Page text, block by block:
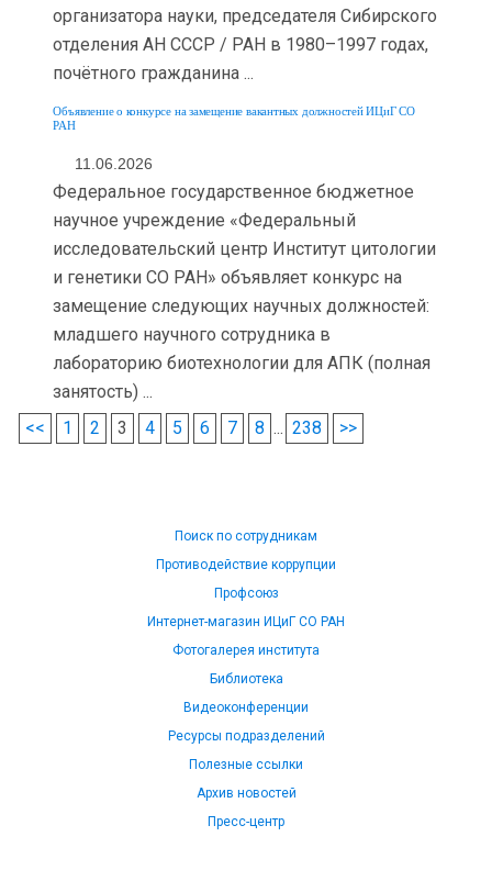
организатора науки, председателя Сибирского
отделения АН СССР / РАН в 1980–1997 годах,
почётного гражданина ...
Объявление о конкурсе на замещение вакантных должностей ИЦиГ СО
РАН
11.06.2026
Федеральное государственное бюджетное
научное учреждение «Федеральный
исследовательский центр Институт цитологии
и генетики СО РАН» объявляет конкурс на
замещение следующих научных должностей:
младшего научного сотрудника в
лабораторию биотехнологии для АПК (полная
занятость) ...
<<
1 2 3 4 5 6 7 8 ... 238 >>
Поиск по сотрудникам
Противодействие коррупции
Профсоюз
Интернет-магазин ИЦиГ СО РАН
Фотогалерея института
Библиотека
Видеоконференции
Ресурсы подразделений
Полезные ссылки
Архив новостей
Пресс-центр